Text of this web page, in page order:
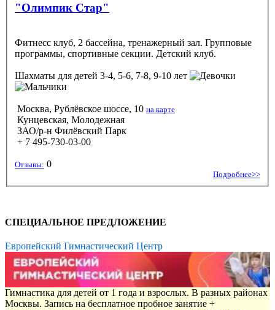
"Олимпик Стар"
Фитнесс клуб, 2 бассейна, тренажерный зал. Групповые
программы, спортивные секции. Детский клуб.
Шахматы для детей 3-4, 5-6, 7-8, 9-10 лет
Москва, Рублёвское шоссе, 10 на карте
Кунцевская, Молодежная
ЗАО/р-н Филёвский Парк
+ 7 495-730-03-00
Отзывы: 0
Подробнее>>
СПЕЦИАЛЬНОЕ ПРЕДЛОЖЕНИЕ
Европейский Гимнастический Центр
Гимнастика для детей от 1 года и взрослых. В разных районах
Москвы. Запись на бесплатное пробное занятие +